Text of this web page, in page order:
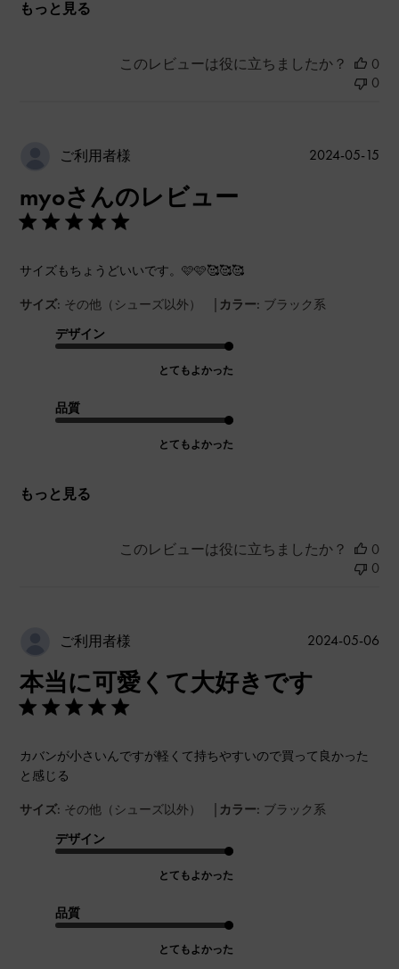
もっと見る
このレビューは役に立ちましたか？
0
0
ご利用者様
myoさんのレビュー
サイズもちょうどいいです。🩷🩷🥰🥰🥰
サイズ: その他（シューズ以外） | カラー: ブラック系
デザイン
とてもよかった
品質
とてもよかった
もっと見る
公
2024-05-15
このレビューは役に立ちましたか？
0
0
ご利用者様
本当に可愛くて大好きです
カバンが小さいんですが軽くて持ちやすいので買って良かった
と感じる
サイズ: その他（シューズ以外） | カラー: ブラック系
デザイン
とてもよかった
品質
とてもよかった
公
2024-05-06